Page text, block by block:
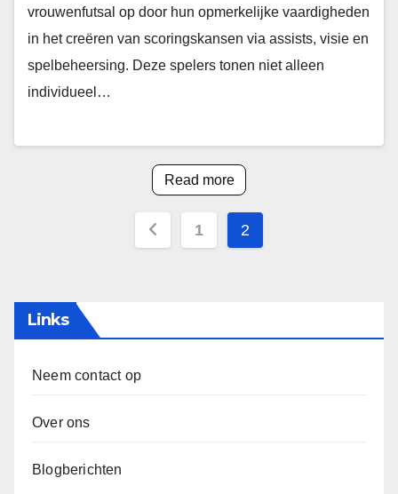
vrouwenfutsal op door hun opmerkelijke vaardigheden
in het creëren van scoringskansen via assists, visie en
spelbeheersing. Deze spelers tonen niet alleen
individueel…
Read more
Posts
1 2
Links
Neem contact op
Over ons
Blogberichten